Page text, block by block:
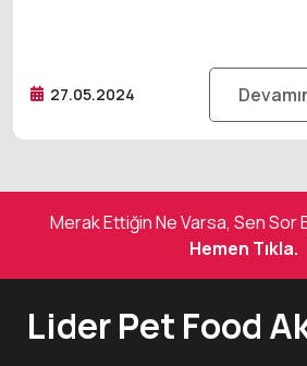
27.05.2024
Merak Ettiğin Ne Varsa, Sen Sor
Hemen Tıkla.
Lider Pet Food